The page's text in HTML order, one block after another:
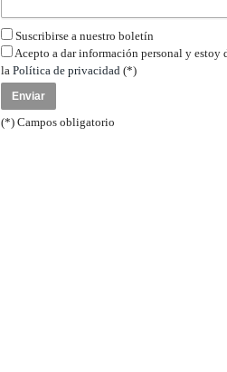
Suscribirse a nuestro boletín
Acepto a dar información personal y estoy
la Política de privacidad(*)
(*) Campos obligatorio